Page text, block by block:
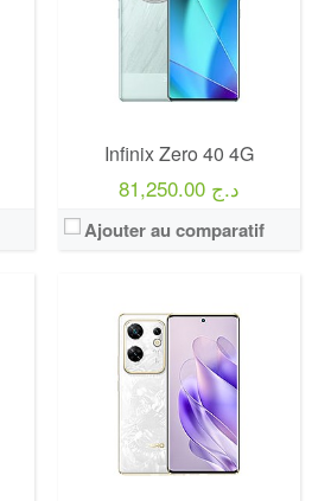
Infinix Zero 40 4G
81,250.00 د.ج
Ajouter au comparatif